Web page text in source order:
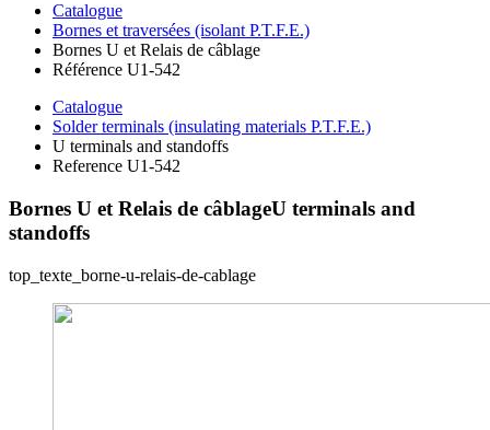
Catalogue
Bornes et traversées (isolant P.T.F.E.)
Bornes U et Relais de câblage
Référence U1-542
Catalogue
Solder terminals (insulating materials P.T.F.E.)
U terminals and standoffs
Reference U1-542
Bornes U et Relais de câblageU terminals and
standoffs
top_texte_borne-u-relais-de-cablage